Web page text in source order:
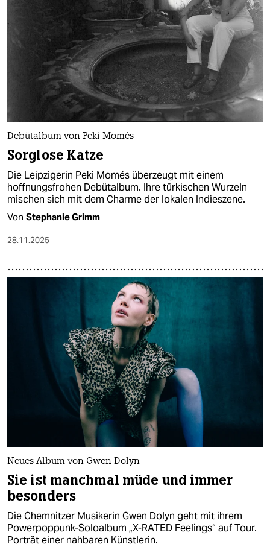
Debütalbum von Peki Momés
Sorglose Katze
Die Leipzigerin Peki Momés überzeugt mit einem
hoffnungsfrohen Debütalbum. Ihre türkischen Wurzeln
mischen sich mit dem Charme der lokalen Indieszene.
Von Stephanie Grimm
28.11.2025
Neues Album von Gwen Dolyn
Sie ist manchmal müde und immer
besonders
Die Chemnitzer Musikerin Gwen Dolyn geht mit ihrem
Powerpoppunk-Soloalbum „X-RATED Feelings“ auf Tour.
Porträt einer nahbaren Künstlerin.